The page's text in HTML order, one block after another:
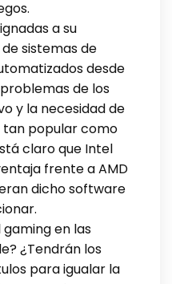
a su
sistemas de
desde
de los
y la necesidad de
tan popular como
claro que Intel
frente a AMD
dicho software
en las
¿Tendrán los
para igualar la